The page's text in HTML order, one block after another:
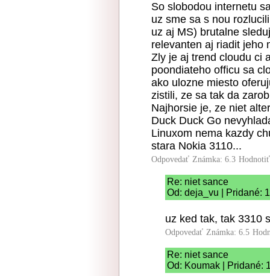
So slobodou internetu
uz sme sa s nou
uz aj MS) brutalne
relevanten aj riadit jeho
Zly je aj trend cloudu ci
poondiateho officu sa
ako ulozne miesto
zistili, ze sa tak da
Najhorsie je, ze niet
Duck Duck Go
Linuxom nema kazdy
stara Nokia 3110...
Odpovedať Známka: 6.3
Re: niet sance
Od: deja_vu | Pridané:
uz ked tak, tak 3310
Odpovedať Známka: 6.5
Re: niet sance
Od: Koumak | Pridané: